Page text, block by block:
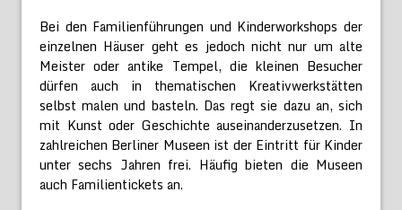
Bei den Familienführungen und Kinderworkshops der
einzelnen Häuser geht es jedoch nicht nur um alte
Meister oder antike Tempel, die kleinen Besucher
dürfen auch in thematischen Kreativwerkstätten
selbst malen und basteln. Das regt sie dazu an, sich
mit Kunst oder Geschichte auseinanderzusetzen. In
zahlreichen Berliner Museen ist der Eintritt für Kinder
unter sechs Jahren frei. Häufig bieten die Museen
auch Familientickets an.